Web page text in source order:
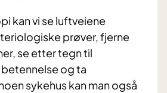
kan vi se luftveiene
prøver, fjerne
se etter tegn til
og ta
sykehus kan man også